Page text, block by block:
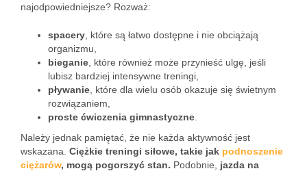
najodpowiedniejsze? Rozważ:
spacery , które są łatwo dostępne i nie obciążają
organizmu,
bieganie , które również może przynieść ulgę, jeśli
lubisz bardziej intensywne treningi,
pływanie , które dla wielu osób okazuje się świetnym
rozwiązaniem,
proste ćwiczenia gimnastyczne
Należy jednak pamiętać, że nie każda aktywność jest
wskazana. Ciężkie treningi siłowe, takie jak podnoszenie
ciężarów, mogą pogorszyć stan. Podobnie, jazda na